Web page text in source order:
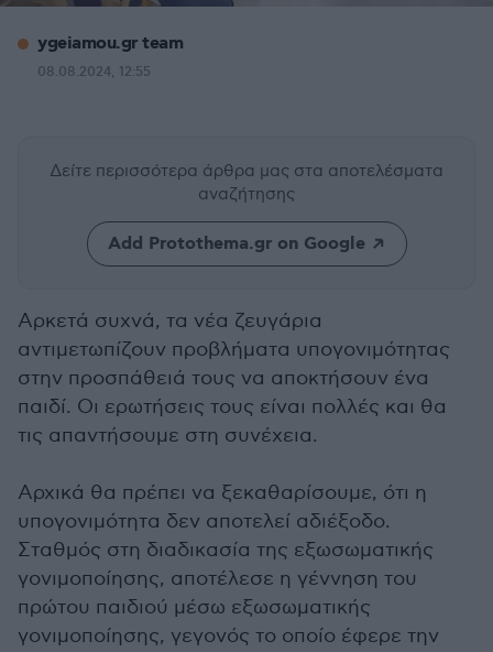
ygeiamou.gr team
08.08.2024, 12:55
Δείτε περισσότερα άρθρα μας στα αποτελέσματα
αναζήτησης
Add Protothema.gr on Google
Αρκετά συχνά, τα νέα ζευγάρια
αντιμετωπίζουν προβλήματα υπογονιμότητας
στην προσπάθειά τους να αποκτήσουν ένα
παιδί. Οι ερωτήσεις τους είναι πολλές και θα
τις απαντήσουμε στη συνέχεια.
Αρχικά θα πρέπει να ξεκαθαρίσουμε, ότι η
υπογονιμότητα δεν αποτελεί αδιέξοδο.
Σταθμός στη διαδικασία της εξωσωματικής
γονιμοποίησης, αποτέλεσε η γέννηση του
πρώτου παιδιού μέσω εξωσωματικής
γονιμοποίησης, γεγονός το οποίο έφερε την